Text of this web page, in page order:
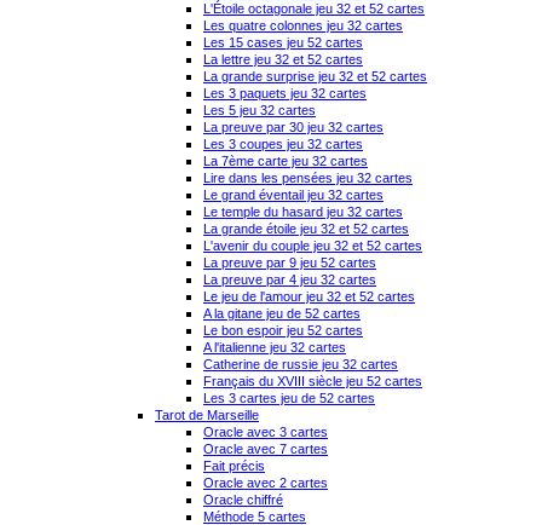
L'Étoile octagonale jeu 32 et 52 cartes
Les quatre colonnes jeu 32 cartes
Les 15 cases jeu 52 cartes
La lettre jeu 32 et 52 cartes
La grande surprise jeu 32 et 52 cartes
Les 3 paquets jeu 32 cartes
Les 5 jeu 32 cartes
La preuve par 30 jeu 32 cartes
Les 3 coupes jeu 32 cartes
La 7ème carte jeu 32 cartes
Lire dans les pensées jeu 32 cartes
Le grand éventail jeu 32 cartes
Le temple du hasard jeu 32 cartes
La grande étoile jeu 32 et 52 cartes
L'avenir du couple jeu 32 et 52 cartes
La preuve par 9 jeu 52 cartes
La preuve par 4 jeu 32 cartes
Le jeu de l'amour jeu 32 et 52 cartes
A la gitane jeu de 52 cartes
Le bon espoir jeu 52 cartes
A l'italienne jeu 32 cartes
Catherine de russie jeu 32 cartes
Français du XVIII siècle jeu 52 cartes
Les 3 cartes jeu de 52 cartes
Tarot de Marseille
Oracle avec 3 cartes
Oracle avec 7 cartes
Fait précis
Oracle avec 2 cartes
Oracle chiffré
Méthode 5 cartes